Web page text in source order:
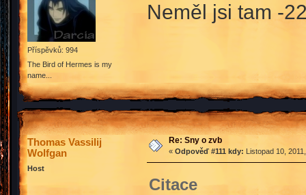
Příspěvků: 994
The Bird of Hermes is my
name...
Neměl jsi tam -
Thomas Vassilij
Wolfgan
Host
Re: Sny o zvb
« Odpověď #111 kdy: Listopad 10,
Citace